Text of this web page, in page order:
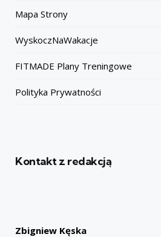
Mapa Strony
WyskoczNaWakacje
FITMADE Plany Treningowe
Polityka Prywatności
Kontakt z redakcją
Zbigniew Kęska